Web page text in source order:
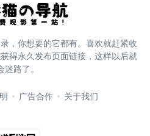
，你想要的它都有。喜欢就赶紧收
得永久发布页面链接，这样以后就
迷路了。
广告合作 关于我们